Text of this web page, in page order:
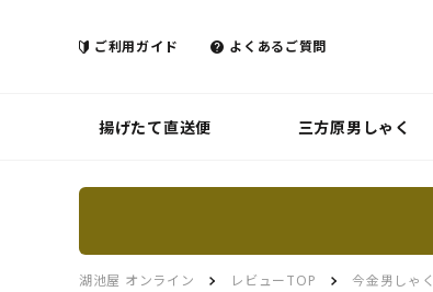
ご利用ガイド よくあるご質問
揚げたて直送便 三方原男しゃく
湖池屋 オンライン レビューTOP 今金男しゃく